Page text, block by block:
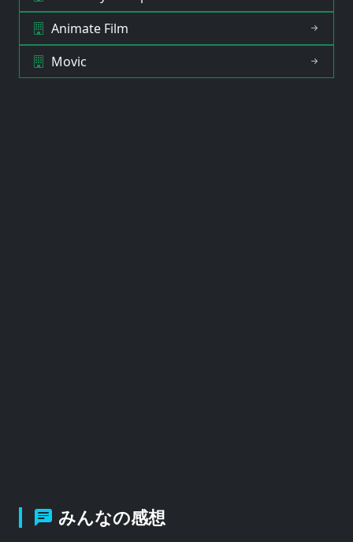
Animate Film
Movic
みんなの感想